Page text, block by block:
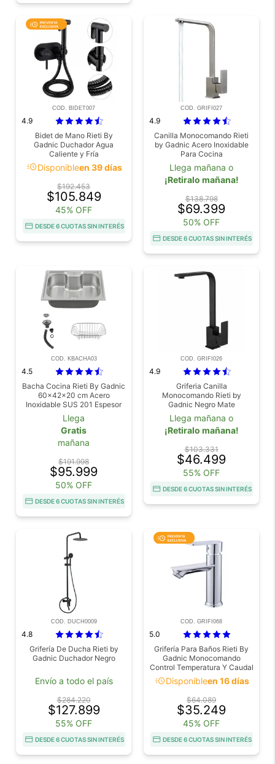
COD. BIDET007
4.9
Bidet de Mano Rieti By
Gadnic Duchador Agua
Caliente y Fría
acuteDisponibleen 39 días
$192.453
$105.849
45% OFF
DESDE 6 CUOTAS SIN INTERÉS
COD. GRIFI027
4.9
Canilla Monocomando Rieti
by Gadnic Acero Inoxidable
Para Cocina
Llega mañana o
¡Retiralo mañana!
$138.798
$69.399
50% OFF
DESDE 6 CUOTAS SIN INTERÉS
COD. KBACHA03
4.5
Bacha Cocina Rieti By Gadnic
60x42x20 cm Acero
Inoxidable SUS 201 Espesor
07 mm Instalacion Sobre
Mesada
Llega
Gratis
mañana
$191.998
$95.999
50% OFF
DESDE 6 CUOTAS SIN INTERÉS
COD. GRIFI026
4.9
Griferia Canilla
Monocomando Rieti by
Gadnic Negro Mate
Llega mañana o
¡Retiralo mañana!
$103.331
$46.499
55% OFF
DESDE 6 CUOTAS SIN INTERÉS
COD. DUCH0009
4.8
Grifería De Ducha Rieti by
Gadnic Duchador Negro
Envío a todo el país
$284.220
$127.899
55% OFF
DESDE 6 CUOTAS SIN INTERÉS
COD. GRIFI068
5.0
Grifería Para Baños Rieti By
Gadnic Monocomando
Control Temperatura Y Caudal
acuteDisponibleen 16 días
$64.089
$35.249
45% OFF
DESDE 6 CUOTAS SIN INTERÉS